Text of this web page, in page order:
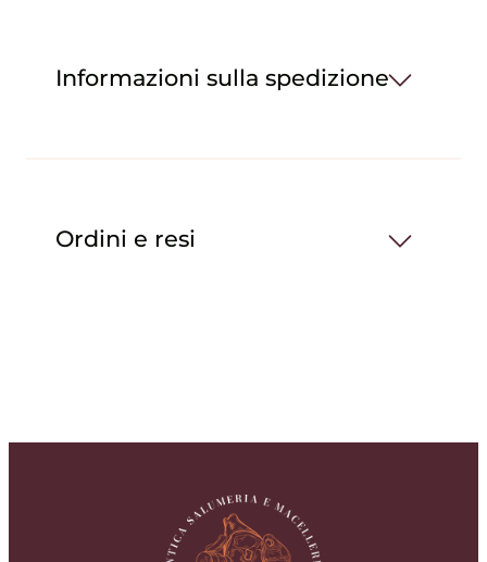
Informazioni sulla spedizione
Ordini e resi